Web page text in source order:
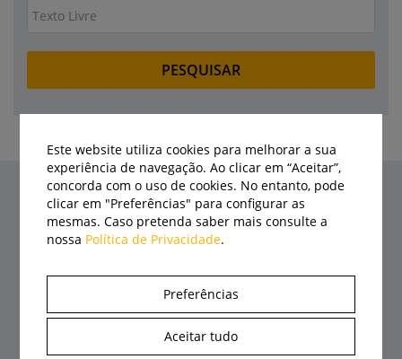
Últimas notícias
Este website utiliza cookies para melhorar a sua
experiência de navegação. Ao clicar em “Aceitar”,
concorda com o uso de cookies. No entanto, pode
clicar em "Preferências" para configurar as
mesmas. Caso pretenda saber mais consulte a
nossa Política de Privacidade.
Preferências
Aceitar tudo